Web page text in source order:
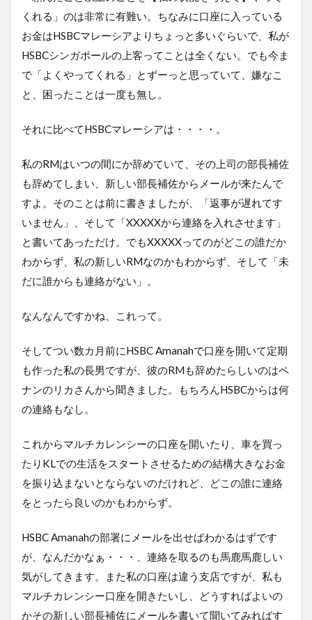
くれる」のは非常に有難い。ちなみに口座に入っている
お金はHSBCマレーシアよりちょっと多いぐらいで、私が
HSBCシンガポールの上客ってことは全くない。でも今ま
で「よくやってくれる」とずーっと思っていて、嫌なこ
と、困ったことは一度も無し。
それに比べてHSBCマレーシアは・・・・。
私のRMはいつの間にか辞めていて、その上司の部長補佐
も辞めてしまい、新しい部長補佐からメールが来たんで
すよ。そのことは前に書きましたが、「返事が遅れてす
いません」、そして「XXXXXから連絡を入れさせます」
と書いてあっただけ。でもXXXXXってのがどこの誰だか
わからず、私の新しいRMなのかもわからず、そして「未
だに誰からも連絡がない」。
なんなんですかね、これって。
そしてつい数カ月前にHSBC Amanahで口座を開いて定期
も作った私の長男ですが、彼のRMも辞めたらしいのはペ
ナンのリカさんから聞きました。もちろんHSBCからは何
の連絡もなし。
これからマルチカレンシーの口座を開いたり、車を買っ
たりKLでの生活をスタートさせるための結構大きなお金
を振り込まないとならないのだけれど、どこの誰に連絡
をとったら良いのかもわからず。
HSBC Amanahの部署にメールを出せばわかるはずです
が、なんだかなぁ・・・、連絡を取るのも馬鹿馬鹿しい
気がしてきます。また私の口座は違う支店ですが、私も
マルチカレンシー口座を開きたいし、どうすればよいの
かその新しい部長補佐にメールを書いて聞いてみればす